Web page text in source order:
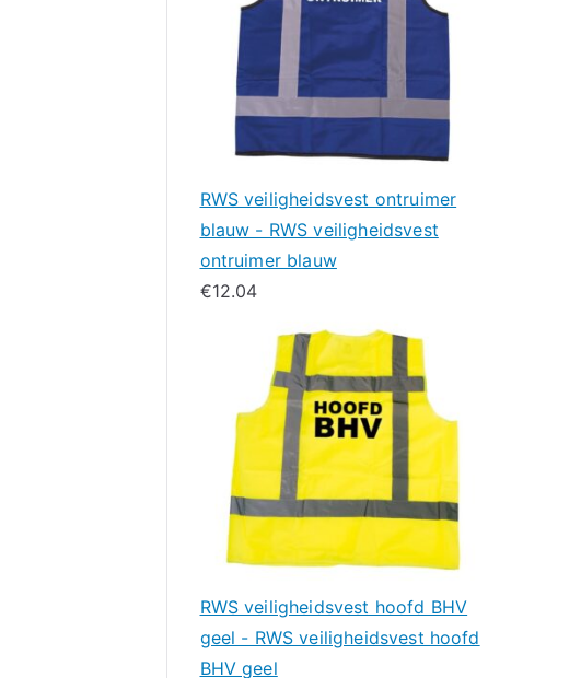
RWS veiligheidsvest ontruimer
blauw - RWS veiligheidsvest
ontruimer blauw
€12.04
RWS veiligheidsvest hoofd BHV
geel - RWS veiligheidsvest hoofd
BHV geel